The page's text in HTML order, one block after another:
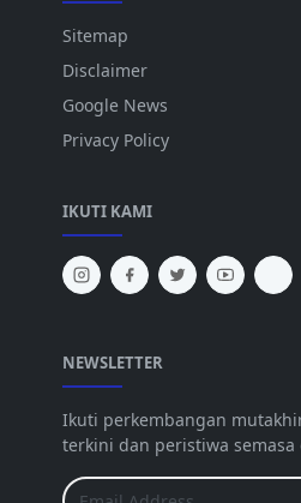
Sitemap
Disclaimer
Google News
Privacy Policy
IKUTI KAMI
NEWSLETTER
Ikuti perkembangan
terkini dan peristiwa semasa